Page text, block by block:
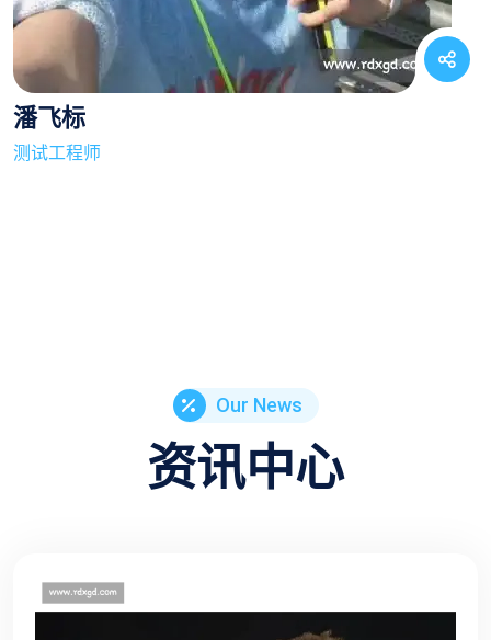
潘飞标
测试工程师
Our News
资讯中心